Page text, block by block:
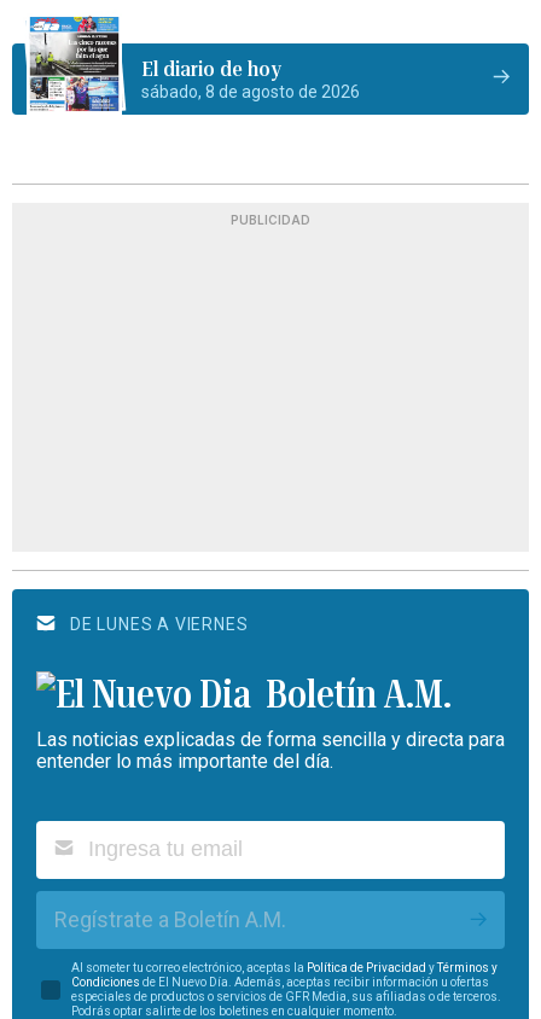
El diario de hoy
sábado, 8 de agosto de 2026
PUBLICIDAD
DE LUNES A VIERNES
Boletín A.M.
Las noticias explicadas de forma sencilla y directa para
entender lo más importante del día.
Regístrate a Boletín A.M.
Al someter tu correo electrónico, aceptas la Política de Privacidad yTérminos y
Condiciones de El Nuevo Día. Además, aceptas recibir información u ofertas
especiales de productos o servicios de GFR Media, sus afiliadas o de terceros.
Podrás optar salirte de los boletines en cualquier momento.